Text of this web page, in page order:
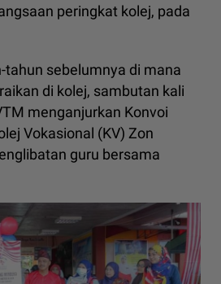
peringkat kolej, pada
sebelumnya di mana
di kolej, sambutan kali
menganjurkan Konvoi
Vokasional (KV) Zon
guru bersama